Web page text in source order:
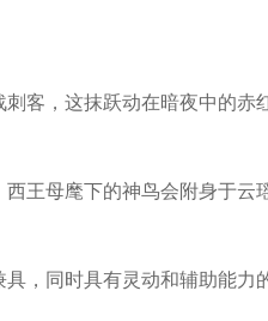
，这抹跃动在暗夜中的赤
母麾下的神鸟会附身于云
同时具有灵动和辅助能力